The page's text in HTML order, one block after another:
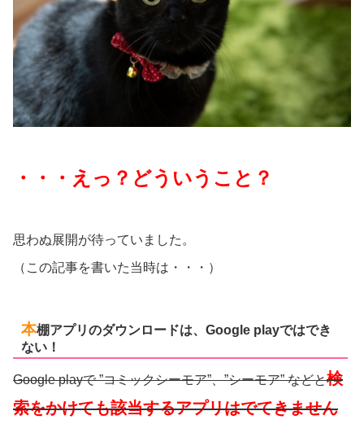
・・・えっ？どういうこと？
思わぬ展開が待っていました。
（この記事を書いた当時は・・・）
本棚アプリのダウンロードは、Google playではでき
ない！
Google playで ”コミックシーモア”、”シーモア” などと検
索をかけても該当するアプリはでてきません